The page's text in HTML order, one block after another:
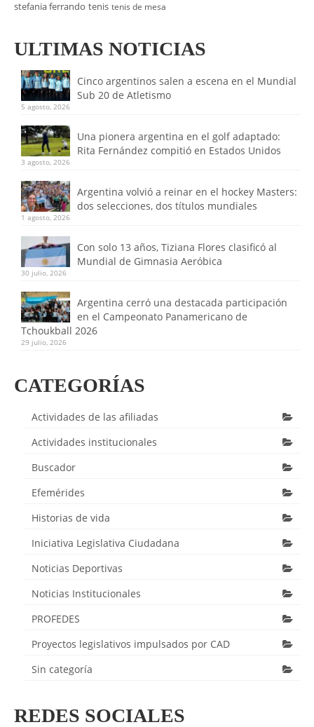
stefania ferrando tenis tenis de mesa
ULTIMAS NOTICIAS
Cinco argentinos salen a escena en el Mundial
Sub 20 de Atletismo
5 agosto, 2026
Una pionera argentina en el golf adaptado:
Rita Fernández compitió en Estados Unidos
3 agosto, 2026
Argentina volvió a reinar en el hockey Masters:
dos selecciones, dos títulos mundiales
1 agosto, 2026
Con solo 13 años, Tiziana Flores clasificó al
Mundial de Gimnasia Aeróbica
30 julio, 2026
Argentina cerró una destacada participación
en el Campeonato Panamericano de
Tchoukball 2026
29 julio, 2026
CATEGORÍAS
Actividades de las afiliadas
Actividades institucionales
Buscador
Efemérides
Historias de vida
Iniciativa Legislativa Ciudadana
Noticias Deportivas
Noticias Institucionales
PROFEDES
Proyectos legislativos impulsados por CAD
Sin categoría
REDES SOCIALES